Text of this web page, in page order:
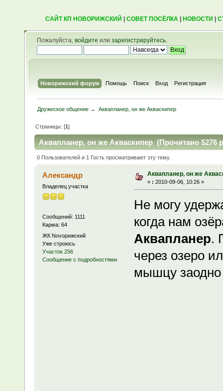
САЙТ КП НОВОРИЖСКИЙ СОВЕТ ПОСЁЛКА| НОВОСТИ
Пожалуйста, войдите или зарегистрируйтесь.
Новорижский форум Помощь Поиск Вход Регистрация
Дружеское общение → Аквапланер, он же Акваскипер
Страницы: [1]
Аквапланер, он же Акваскипер (Прочитано 5276
0 Пользователей и 1 Гость просматривают эту тему.
Александр
Владелец участка
Сообщений: 1111
Карма: 64
ЖК Novoрижский
Уже строюсь
Участок 256
Сообщение с подробностями
Аквапланер, он же
« : 2010-09-06, 10:26 »
Не могу
когда нам
Аквапланер.
через озеро
мышцу заодно